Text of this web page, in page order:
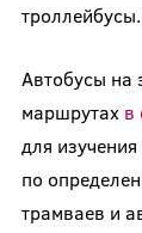
троллейбусы.
Автобусы на
маршрутах в
для
по
трамваев и